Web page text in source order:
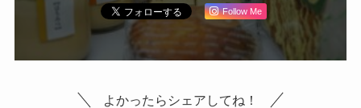
Follow Me
よかったらシェアしてね！